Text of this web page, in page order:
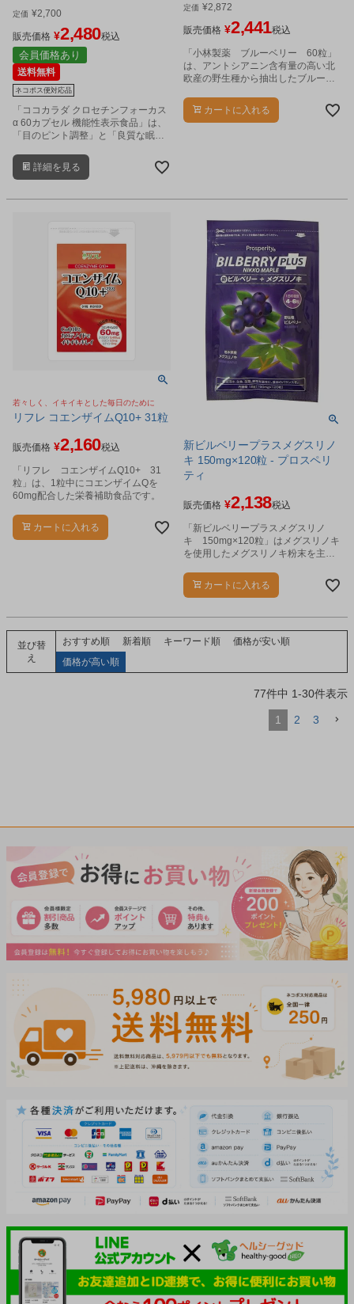
眠の質 Wサポート サプリ [睡眠
サプリ/目サプリ] ※ネコポス対
応商品
定価 ¥2,700
販売価格 ¥2,480税込
会員価格あり
送料無料
ネコポス便対応品
「ココカラダ クロセチンフォーカス
α 60カプセル 機能性表示食品」は、
「目のピント調整」と「良質な眠
を配合したサプリメントです。
詳細を見る
定価 ¥2,872
販売価格 ¥2,441税込
「小林製薬 ブルーベリー 60粒」
は、アントシアニン含有量の高い北
欧産の野生種から抽出したブルーベ
カシスエキス、β-カロチンを配合。
カートに入れる
若々しく、イキイキとした毎日のために
リフレ コエンザイムQ10+ 31粒
販売価格 ¥2,160税込
「リフレ コエンザイムQ10+ 31
粒」は、1粒中にコエンザイムQを
60mg配合した栄養補助食品です。
カートに入れる
新ビルベリープラスメグスリノ
キ 150mg×120粒 - プロスペリ
ティ
販売価格 ¥2,138税込
「新ビルベリープラスメグスリノ
キ 150mg×120粒」はメグスリノキ
を使用したメグスリノキ粉末を主成
く自生する野生種ビルベリーから抽
出したビルベリーエキス、ルテイン
合しました。
カートに入れる
並び替
え
おすすめ順 新着順 キーワード順
価格が安い順
価格が高い順
77件中 1-30件表示
1 2 3